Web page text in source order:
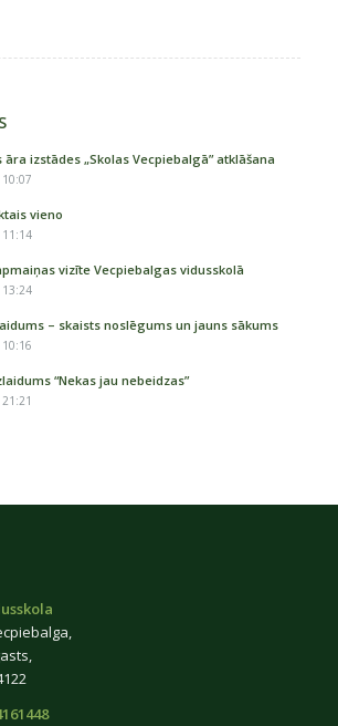
izstādes „Skolas Vecpiebalgā” atklāšana
vieno
vizīte Vecpiebalgas vidusskolā
– skaists noslēgums un jauns sākums
“Nekas jau nebeidzas”